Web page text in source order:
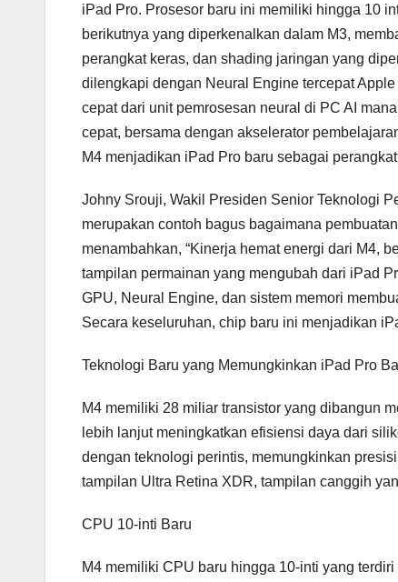
iPad Pro. Prosesor baru ini memiliki hingga 10
berikutnya yang diperkenalkan dalam M3,
perangkat keras, dan shading jaringan yang
dilengkapi dengan Neural Engine tercepat
cepat dari unit pemrosesan neural di PC AI
cepat, bersama dengan akselerator
M4 menjadikan iPad Pro baru sebagai
Johny Srouji, Wakil Presiden Senior Teknologi
merupakan contoh bagus bagaimana
menambahkan, “Kinerja hemat energi dari M4,
tampilan permainan yang mengubah dari iPad
GPU, Neural Engine, dan sistem memori
Secara keseluruhan, chip baru ini menjadikan
Teknologi Baru yang Memungkinkan iPad Pro
M4 memiliki 28 miliar transistor yang dibangun
lebih lanjut meningkatkan efisiensi daya dari
dengan teknologi perintis, memungkinkan
tampilan Ultra Retina XDR, tampilan canggih
CPU 10-inti Baru
M4 memiliki CPU baru hingga 10-inti yang